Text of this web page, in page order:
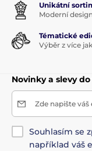
Unikátní
Moderní
Tématické
Výběr z více
Novinky a slevy
Zde napište váš
Souhlasím se
například váš